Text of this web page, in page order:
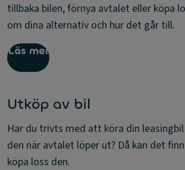
tillbaka bilen, förnya avtalet eller köpa
om dina alternativ och hur det går till.
Läs mer
Utköp av bil
Har du trivts med att köra din
den när avtalet löper ut? Då kan det
köpa loss den.